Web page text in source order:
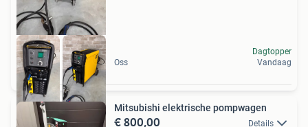
Oss
Dagtopper
Vandaag
Mitsubishi elektrische pompwagen
€ 800,00 Details